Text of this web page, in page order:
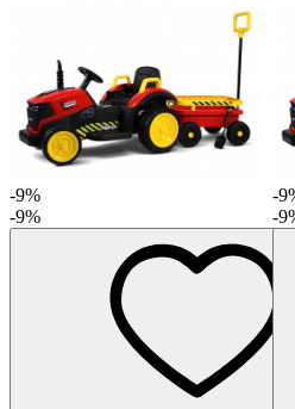
-9%
-9%
-
-